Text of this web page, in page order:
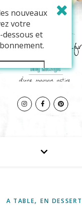
A TABLE,EN DESSERT
nouveaux
votre
dessous et